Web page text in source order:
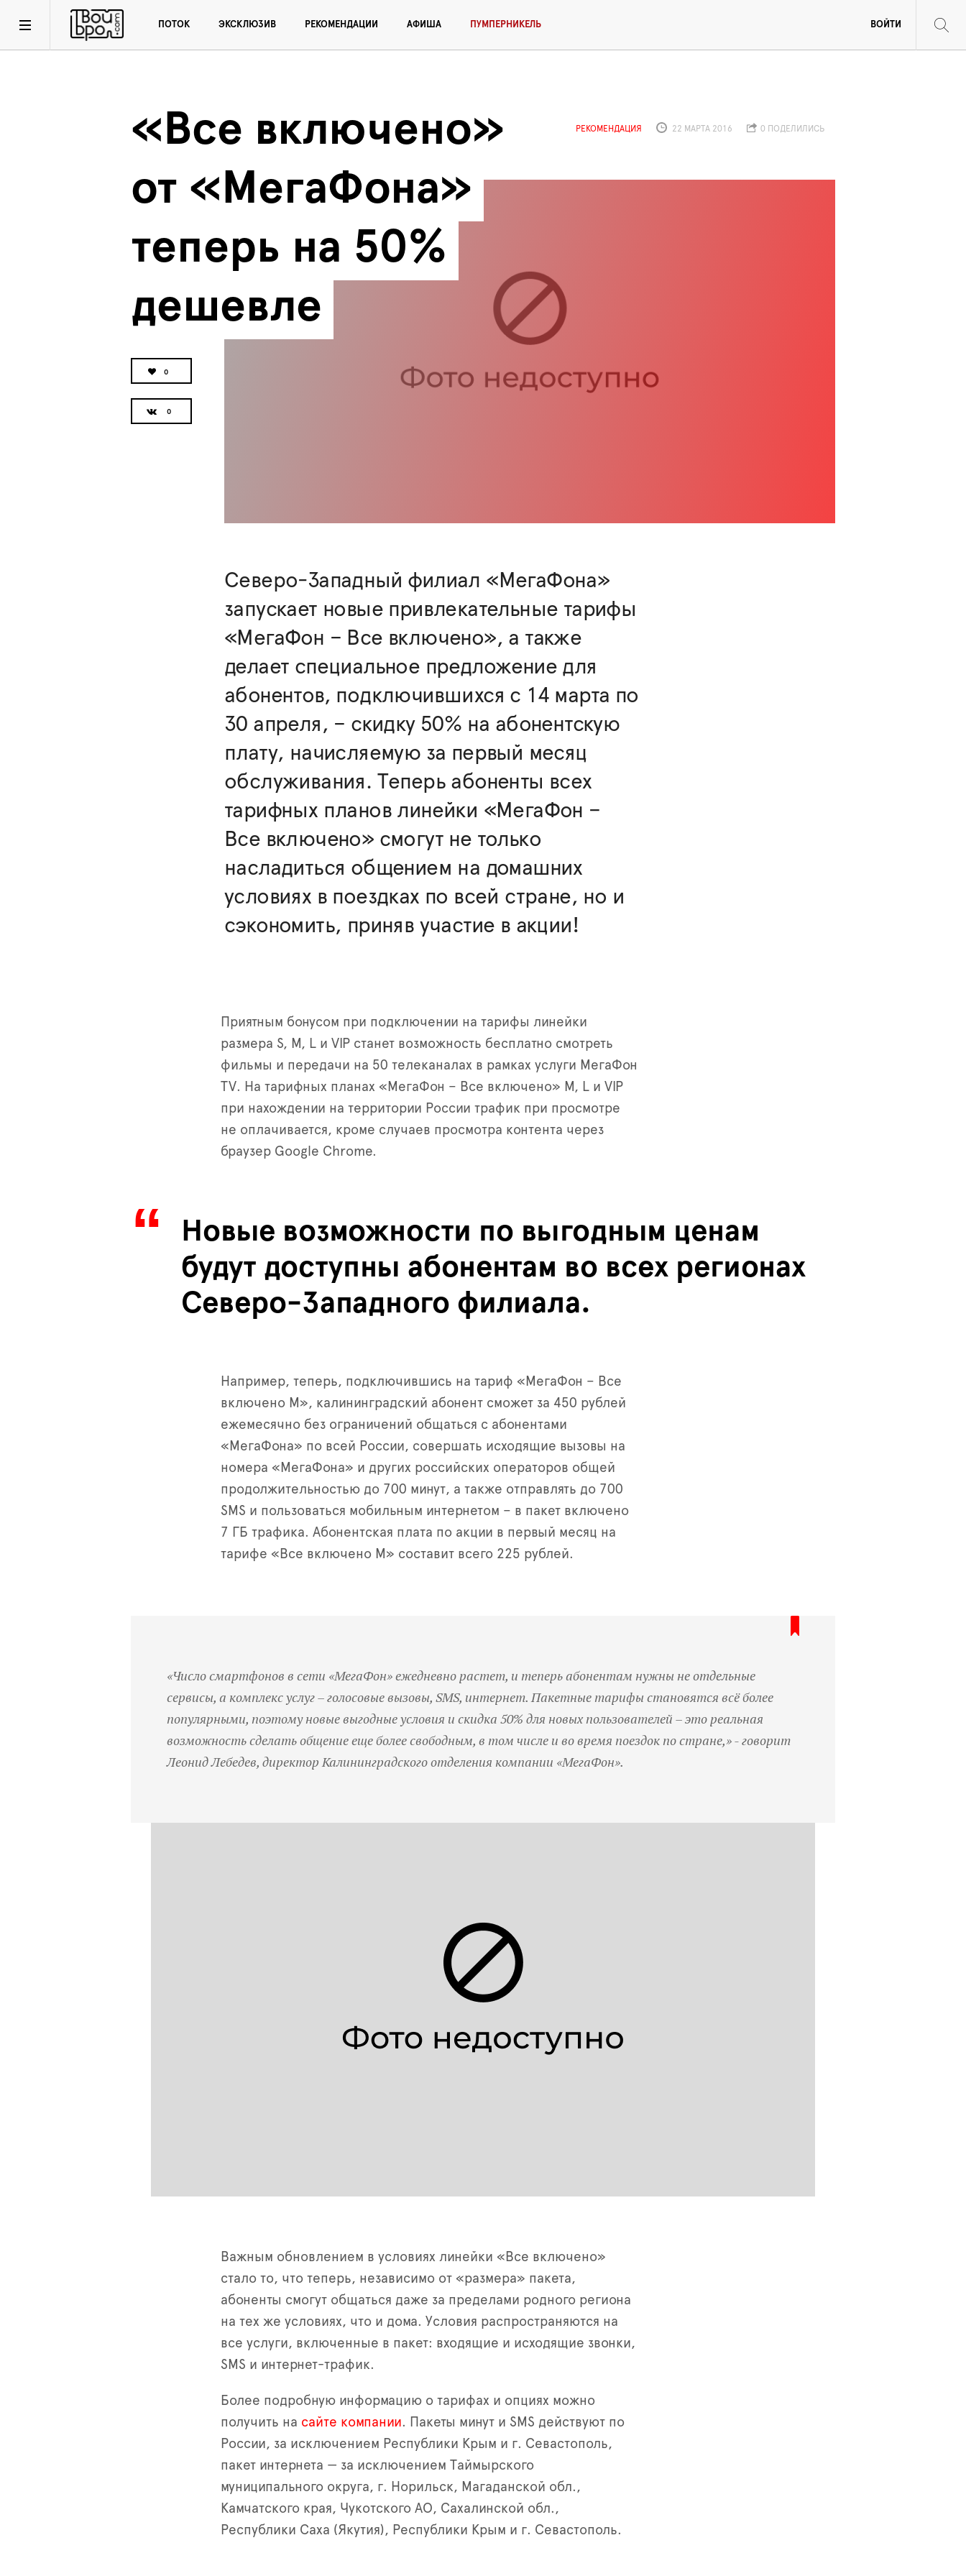
ПОТОК ЭКСКЛЮЗИВ РЕКОМЕНДАЦИИ АФИША ПУМПЕРНИКЕЛЬ ВОЙТИ
«Все включено»
от «МегаФона»
теперь на 50%
дешевле
0
РЕКОМЕНДАЦИЯ 22 МАРТА 2016 0 ПОДЕЛИЛИСЬ
Северо-Западный филиал «МегаФона»
запускает новые привлекательные тарифы
«МегаФон – Все включено», а также
делает специальное предложение для
абонентов, подключившихся с 14 марта по
30 апреля, – скидку 50% на абонентскую
плату, начисляемую за первый месяц
обслуживания. Теперь абоненты всех
тарифных планов линейки «МегаФон –
Все включено» смогут не только
насладиться общением на домашних
условиях в поездках по всей стране, но и
сэкономить, приняв участие в акции!
Приятным бонусом при подключении на тарифы линейки
размера S, M, L и VIP станет возможность бесплатно смотреть
фильмы и передачи на 50 телеканалах в рамках услуги МегаФон
TV. На тарифных планах «МегаФон – Все включено» M, L и VIP
при нахождении на территории России трафик при просмотре
не оплачивается, кроме случаев просмотра контента через
браузер Google Chrome.
Новые возможности по выгодным ценам
будут доступны абонентам во всех регионах
Северо-Западного филиала.
Например, теперь, подключившись на тариф «МегаФон – Все
включено М», калининградский абонент сможет за 450 рублей
ежемесячно без ограничений общаться с абонентами
«МегаФона» по всей России, совершать исходящие вызовы на
номера «МегаФона» и других российских операторов общей
продолжительностью до 700 минут, а также отправлять до 700
SMS и пользоваться мобильным интернетом – в пакет включено
7 ГБ трафика. Абонентская плата по акции в первый месяц на
тарифе «Все включено М» составит всего 225 рублей.
«Число смартфонов в сети «МегаФон» ежедневно растет, и теперь абонентам нужны не отдельные
сервисы, а комплекс услуг – голосовые вызовы, SMS, интернет. Пакетные тарифы становятся всё более
популярными, поэтому новые выгодные условия и скидка 50% для новых пользователей – это реальная
возможность сделать общение еще более свободным, в том числе и во время поездок по стране,» - говорит
Леонид Лебедев, директор Калининградского отделения компании «МегаФон».
Важным обновлением в условиях линейки «Все включено»
стало то, что теперь, независимо от «размера» пакета,
абоненты смогут общаться даже за пределами родного региона
на тех же условиях, что и дома. Условия распространяются на
все услуги, включенные в пакет: входящие и исходящие звонки,
SMS и интернет-трафик.
Более подробную информацию о тарифах и опциях можно
получить на сайте компании. Пакеты минут и SMS действуют по
России, за исключением Республики Крым и г. Севастополь,
пакет интернета — за исключением Таймырского
муниципального округа, г. Норильск, Магаданской обл.,
Камчатского края, Чукотского АО, Сахалинской обл.,
Республики Саха (Якутия), Республики Крым и г. Севастополь.